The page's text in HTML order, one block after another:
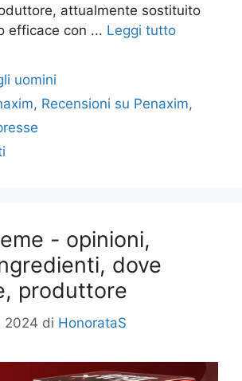
attualmente sostituito
efficace con ... Leggi tutto
uomini
, Recensioni su Penaxim,
- opinioni,
dove
produttore
2024 di HonorataS